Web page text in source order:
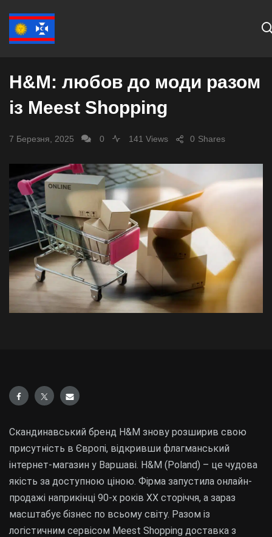
СУСПІЛЬСТВО
H&M: любов до моди разом
із Meest Shopping
7 Березня, 2025 0 141 Views Shares
0
Скандинавський бренд H&M знову розширив свою
присутність в Європі, відкривши флагманський
інтернет-магазин у Варшаві. H&M (Poland) – це чудова
якість за доступною ціною. Фірма запустила онлайн-
продажі наприкінці 90-х років XX сторіччя, а зараз
масштабує бізнес по всьому світу. Разом із
логістичним сервісом Meest Shopping доставка з